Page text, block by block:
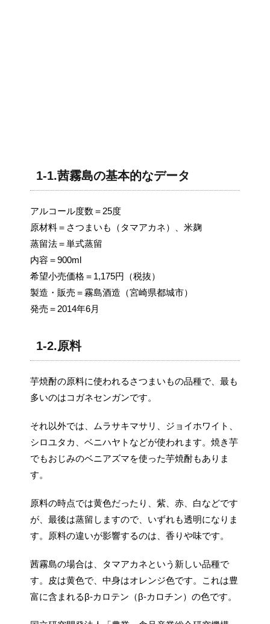
1-1.茜霧島の基本的なデータ
アルコール度数＝25度
原材料＝さつまいも（タマアカネ）、米麹
蒸留法＝単式蒸留
内容＝900ml
希望小売価格＝1,175円（税抜）
製造・販売＝霧島酒造（宮崎県都城市）
発売＝2014年6月
1-2.原料
芋焼酎の原料に使われるさつまいもの品種で、最も
多いのはコガネセンガンです。
それ以外では、ムラサキマサリ、ジョイホワイト、
シロユタカ、ベニハヤトなどが使われます。焼き芋
でもおじみのベニアズマを使った芋焼酎もありま
す。
原料の時点では黄色だったり、紫、赤、白などです
が、最後は蒸留しますので、いずれも透明になりま
す。原料の違いが影響するのは、香りや味です。
茜霧島の場合は、タマアカネという新しい品種で
す。皮は黄色で、中身はオレンジ色です。これは豊
富に含まれるβ-カロテン（β-カロチン）の色です。